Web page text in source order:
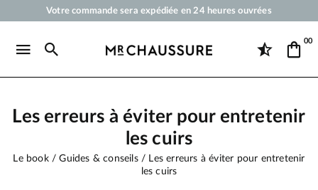
Votre commande sera expédiée en 24 heures ouvrées
Livraison offerte dès 50 €
00
Les erreurs à éviter pour entretenir
les cuirs
Le book Guides & conseils
Les erreurs à éviter pour entretenir
les cuirs